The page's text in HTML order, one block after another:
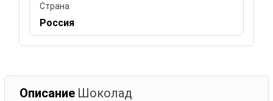
Страна
Россия
Описание Шоколад